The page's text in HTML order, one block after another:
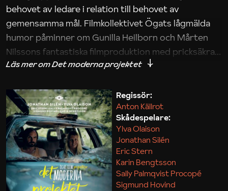
behovet av ledare i relation till behovet av
gemensamma mål. Filmkollektivet Ögats lågmälda
humor påminner om Gunilla Heilborn och Mårten
Nilssons fantastiska filmproduktion med pricksäkra
iakttagelser om hur svårt det kan vara att omsätta
Maja Kekonius
Regissör:
Anton Källrot
Skådespelare:
Ylva Olaison
Jonathan Silén
Eric Stern
Karin Bengtsson
Sally Palmqvist Procopé
Sigmund Hovind